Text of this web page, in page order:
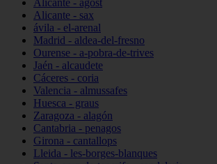
Alicante - agost
Alicante - sax
ávila - el-arenal
Madrid - aldea-del-fresno
Ourense - a-pobra-de-trives
Jaén - alcaudete
Cáceres - coria
Valencia - almussafes
Huesca - graus
Zaragoza - alagón
Cantabria - penagos
Girona - cantallops
Lleida - les-borges-blanques